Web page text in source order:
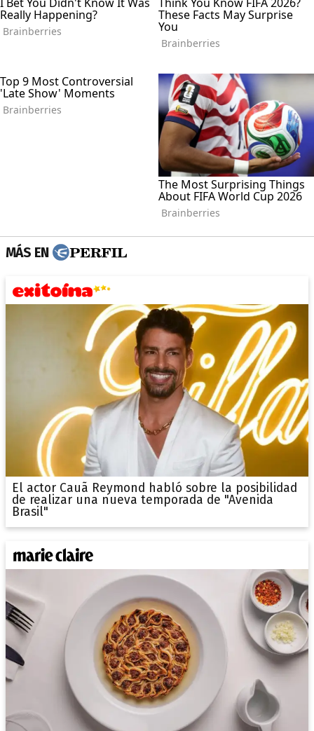
MÁS EN
El actor Cauã Reymond habló sobre la posibilidad
de realizar una nueva temporada de "Avenida
Brasil"